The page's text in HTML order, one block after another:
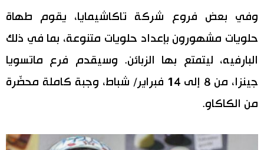
وفي بعض فروع شركة تاكاشيمايا، يقوم طهاة
حلويات مشهورون بإعداد حلويات متنوعة، بما في ذلك
البارفيه، ليتمتع بها الزبائن. وسيقدم فرع ماتسويا
جينزا، من 8 إلى 14 فبراير/ شباط، وجبة كاملة محضّرة
من الكاكاو.